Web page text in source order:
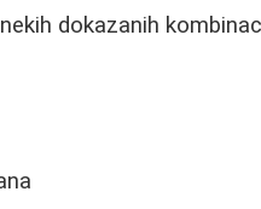
dokazanih